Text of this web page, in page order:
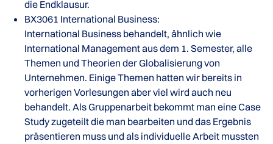
die Endklausur.
BX3061 International Business:
International Business behandelt, ähnlich wie
International Management aus dem 1. Semester, alle
Themen und Theorien der Globalisierung von
Unternehmen. Einige Themen hatten wir bereits in
vorherigen Vorlesungen aber viel wird auch neu
behandelt. Als Gruppenarbeit bekommt man eine Case
Study zugeteilt die man bearbeiten und das Ergebnis
präsentieren muss und als individuelle Arbeit mussten